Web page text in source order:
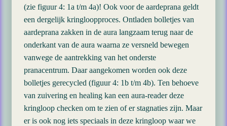
(zie figuur 4: 1a t/m 4a)! Ook voor de aardeprana geldt
een dergelijk kringloopproces. Ontladen bolletjes van
aardeprana zakken in de aura langzaam terug naar de
onderkant van de aura waarna ze versneld bewegen
vanwege de aantrekking van het onderste
pranacentrum. Daar aangekomen worden ook deze
bolletjes gerecycled (figuur 4: 1b t/m 4b). Ten behoeve
van zuivering en healing kan een aura-reader deze
kringloop checken om te zien of er stagnaties zijn. Maar
er is ook nog iets speciaals in deze kringloop waar we